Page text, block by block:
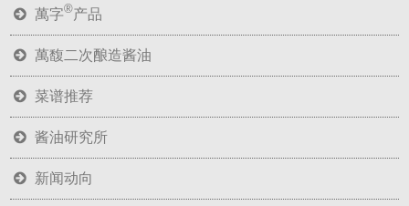
萬字®产品
萬馥二次酿造酱油
菜谱推荐
酱油研究所
新闻动向